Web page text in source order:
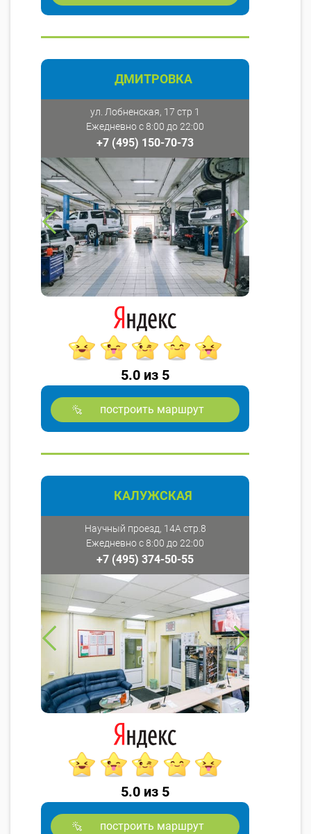
ДМИТРОВКА
ул. Лобненская, 17 стр 1
Ежедневно с 8:00 до 22:00
+7 (495) 150-70-73
5.0 из 5
построить маршрут
КАЛУЖСКАЯ
Научный проезд, 14А стр.8
Ежедневно с 8:00 до 22:00
+7 (495) 374-50-55
5.0 из 5
построить маршрут